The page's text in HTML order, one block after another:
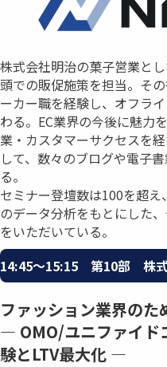
株式会社明治の菓子営業と
頭での販促施策を担当。そ
ーカー職を経験し、オフラ
わる。EC業界の今後に魅力
業・カスタマーサクセスを
して、数々のブログや電子
る。
セミナー登壇数は100を超
のデータ分析をもとにした
をいただいている。
14:45〜15:15 第10部 株式
ファッション業界の
― OMO/ユニファイド
験とLTV最大化 ―